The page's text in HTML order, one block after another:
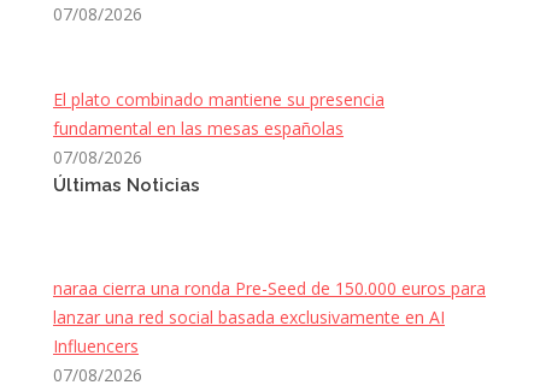
07/08/2026
El plato combinado mantiene su presencia
fundamental en las mesas españolas
07/08/2026
Últimas Noticias
naraa cierra una ronda Pre-Seed de 150.000 euros para
lanzar una red social basada exclusivamente en AI
Influencers
07/08/2026